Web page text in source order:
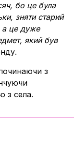
бо це була
зняти старий
а це дуже
який був
з
з села.